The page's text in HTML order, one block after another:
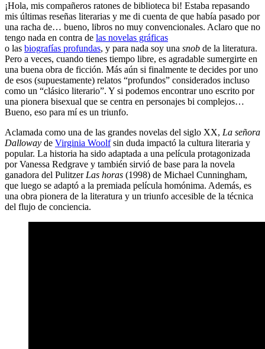
¡Hola, mis compañeros ratones de biblioteca bi! Estaba repasando
mis últimas reseñas literarias y me di cuenta de que había pasado por
una racha de… bueno, libros no muy convencionales. Aclaro que no
tengo nada en contra de las novelas gráficas
o las biografías profundas, y para nada soy una snob de la literatura.
Pero a veces, cuando tienes tiempo libre, es agradable sumergirte en
una buena obra de ficción. Más aún si finalmente te decides por uno
de esos (supuestamente) relatos “profundos” considerados incluso
como un “clásico literario”. Y si podemos encontrar uno escrito por
una pionera bisexual que se centra en personajes bi complejos…
Bueno, eso para mí es un triunfo.
Aclamada como una de las grandes novelas del siglo XX, La señora
Dalloway de Virginia Woolfsin duda impactó la cultura literaria y
popular. La historia ha sido adaptada a una película protagonizada
por Vanessa Redgrave y también sirvió de base para la novela
ganadora del Pulitzer Las horas (1998) de Michael Cunningham,
que luego se adaptó a la premiada película homónima. Además, es
una obra pionera de la literatura y un triunfo accesible de la técnica
del flujo de conciencia.